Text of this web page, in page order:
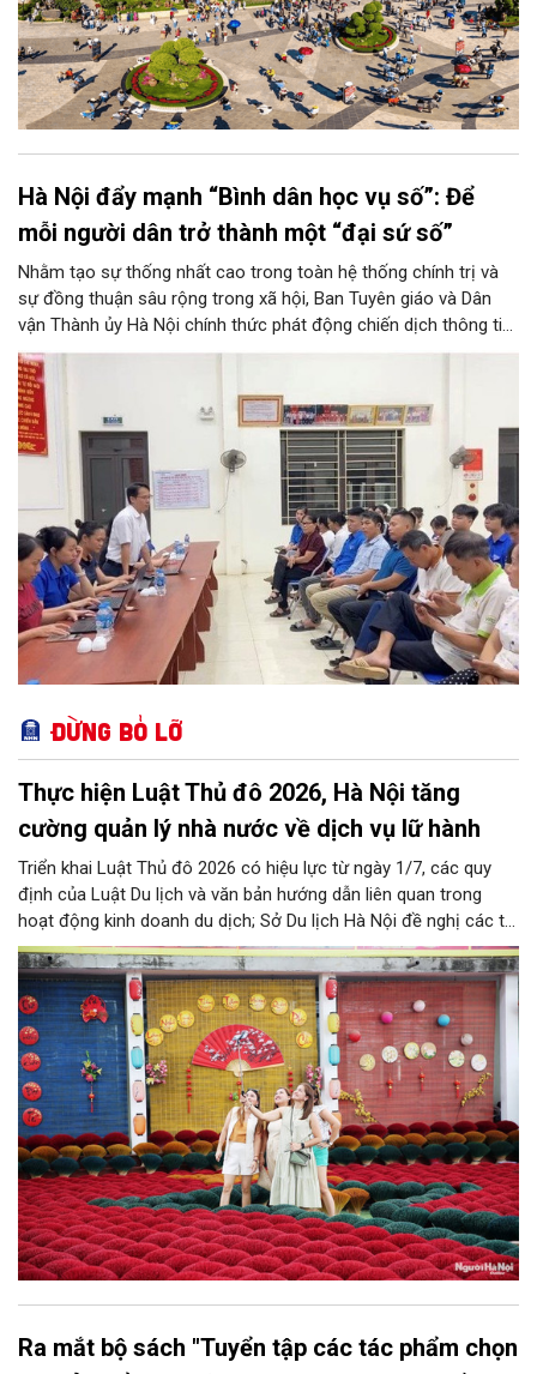
Hà Nội đẩy mạnh “Bình dân học vụ số”: Để
mỗi người dân trở thành một “đại sứ số”
Nhằm tạo sự thống nhất cao trong toàn hệ thống chính trị và
sự đồng thuận sâu rộng trong xã hội, Ban Tuyên giáo và Dân
vận Thành ủy Hà Nội chính thức phát động chiến dịch thông tin,
tuyên truyền về Phong trào “Bình dân học vụ số”. Chương trình
không chỉ góp phần tăng tốc thực hiện Nghị quyết số 57-
NQ/TW của Thủ đô, mà còn khơi dậy tinh thần học tập suốt
đời, đưa tri thức và kỹ năng số thấm sâu vào mọi mặt đời sống.
Đây được xem là bước đi chiến lược để hình thành nét văn hóa
học tập mới, hướng tới phát triển toàn diện lực lượng công dân
số, xã hội số và xã hội học tập trên địa bàn thành phố.
Đừng bỏ lỡ
Thực hiện Luật Thủ đô 2026, Hà Nội tăng
cường quản lý nhà nước về dịch vụ lữ hành
Triển khai Luật Thủ đô 2026 có hiệu lực từ ngày 1/7, các quy
định của Luật Du lịch và văn bản hướng dẫn liên quan trong
hoạt động kinh doanh du dịch; Sở Du lịch Hà Nội đề nghị các tổ
chức, đơn vị, doanh nghiệp kinh doanh dịch vụ lữ hành trên địa
bàn thành phố thực hiện một số nội dung quan trọng. Qua đó
góp phần thực hiện thắng lợi các mục tiêu phát triển du lịch Hà
Nội năm 2026 và giai đoạn tiếp theo.
Ra mắt bộ sách "Tuyển tập các tác phẩm chọn